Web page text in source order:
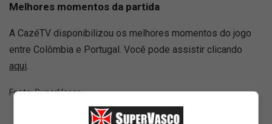
Melhores momentos da partida
A CazéTV disponibilizou os melhores momentos do jogo
entre Colômbia e Portugal. Você pode assistir clicando
aqui.
Fonte:SuperVasco‎‎‎‎‎‎